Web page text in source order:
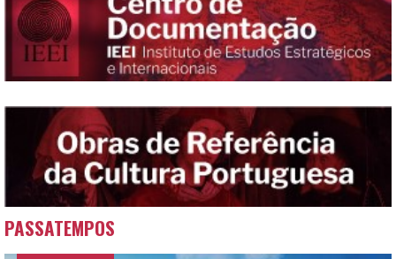
PASSATEMPOS